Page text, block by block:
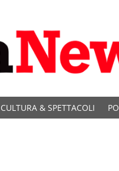
CULTURA & SPETTACOLI